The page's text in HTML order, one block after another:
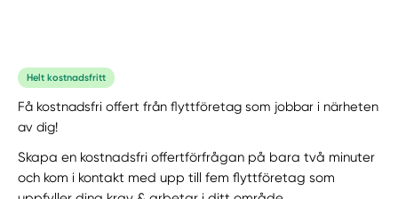
Helt kostnadsfritt
Få kostnadsfri offert från flyttföretag som jobbar i närheten
av dig!
Skapa en kostnadsfri offertförfrågan på bara två minuter
och kom i kontakt med upp till fem flyttföretag som